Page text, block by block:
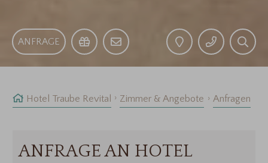
ANFRAGE
Hotel Traube Revital Zimmer & Angebote Anfragen
ANFRAGE AN HOTEL